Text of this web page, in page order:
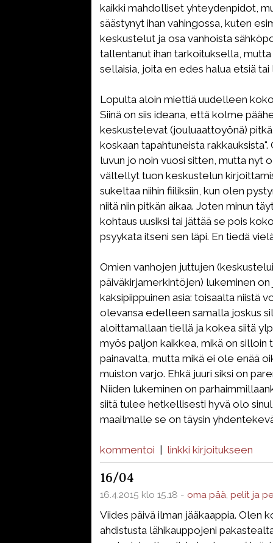
kaikki mahdolliset yhteydenpidot,
säästynyt ihan vahingossa, kuten
keskustelut ja osa vanhoista
tallentanut ihan tarkoituksella, mutta
sellaisia, joita en edes halua etsiä tai
Lopulta aloin miettiä uudelleen
Siinä on siis ideana, että kolme
keskustelevat (jouluaattoyönä)
koskaan tapahtuneista
luvun jo noin vuosi sitten, mutta nyt
vältellyt tuon keskustelun
sukeltaa niihin fiiliksiin, kun olen
niitä niin pitkän aikaa. Joten minun
kohtaus uusiksi tai jättää se pois
psyykata itseni sen läpi. En tiedä
Omien vanhojen juttujen
päiväkirjamerkintöjen) lukeminen on
kaksipiippuinen asia: toisaalta niistä
olevansa edelleen samalla joskus
aloittamallaan tiellä ja kokea siitä
myös paljon kaikkea, mikä on silloin
painavalta, mutta mikä ei ole enää
muiston varjo. Ehkä juuri siksi on
Niiden lukeminen on
siitä tulee hetkellisesti hyvä olo
maailmalle se on täysin
kommentoi linkki kirjoitukseen
16/04
16.4.2015 klo 15.18 - oma pää, pelit ja
Viides päivä ilman jääkaappia. Olen
ahdistusta lähikauppojeni